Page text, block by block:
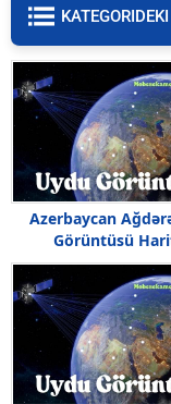
Azerbaycan
Görüntüsü